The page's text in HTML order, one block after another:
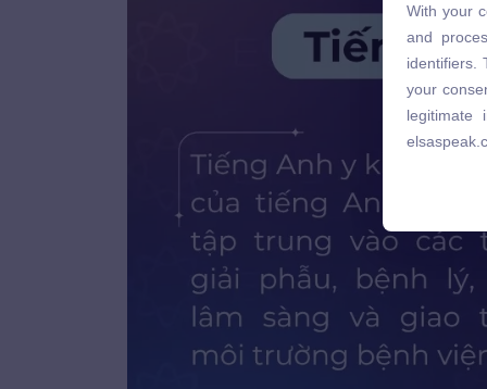
and
With your
and
identifiers.
your